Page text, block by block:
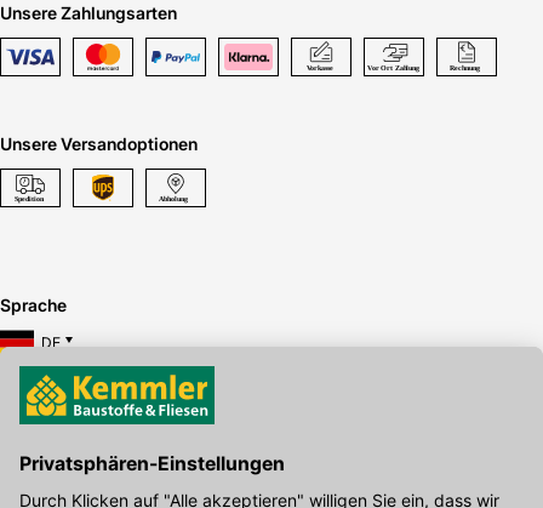
Unsere Zahlungsarten
Unsere Versandoptionen
Sprache
DE
Hier gibt's die kostenlose App